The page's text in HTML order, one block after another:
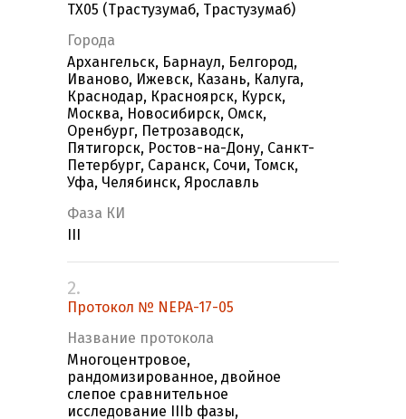
ТХ05 (Трастузумаб, Трастузумаб)
Города
Архангельск, Барнаул, Белгород,
Иваново, Ижевск, Казань, Калуга,
Краснодар, Красноярск, Курск,
Москва, Новосибирск, Омск,
Оренбург, Петрозаводск,
Пятигорск, Ростов-на-Дону, Санкт-
Петербург, Саранск, Сочи, Томск,
Уфа, Челябинск, Ярославль
Фаза КИ
2.
Протокол № NEPA-17-05
Название протокола
Многоцентровое,
рандомизированное, двойное
слепое сравнительное
исследование IIIb фазы,